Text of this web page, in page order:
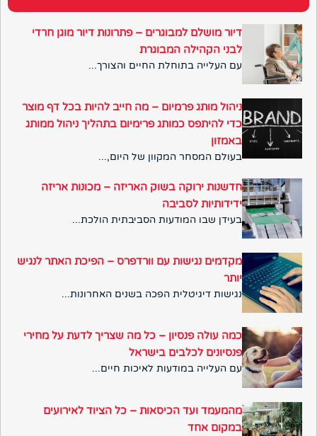
דיור מושלם למבוגרים – פתרונות דיור מוגן חרדי
לבני הקהילה המבוגרת
עם העלייה בתוחלת החיים והצורך...
ניהול מותג פרמיום – מה חייב להיות בכל דף מוצר
כדי להיתפס כמותג פרימיום בתהליך ניהול ממותג
באמזון
בעולם המסחר המקוון של היום,...
חדשנות ירוקה בשוק האריזה – מכונות אריזה
ידידותיות לסביבה
בעידן שבו המודעות הסביבתית הולכת...
מקדמים נגישות עם וורדפרס – הפיכת האתר לנגיש
יותר
נגישות דיגיטלית הפכה בשנים האחרונות...
כמה עולה פנסיון – כל מה שצריך לדעת על מחירי
פנסיונים לכלבים בישראל
עם העלייה במודעות לאיכות חיים...
מהמעמד ועד הכיסאות – כל הציוד לאירועים
במקום אחד